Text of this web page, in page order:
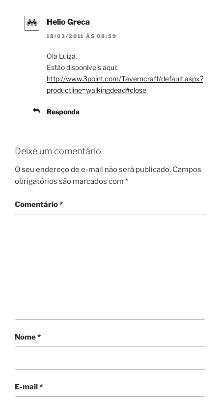
Helio Greca
18/03/2011 ÀS 08:59
Olá Luiza.
Estão disponíveis aqui:
http://www.3point.com/Taverncraft/default.aspx?
productline=walkingdead#close
Responda
Deixe um comentário
O seu endereço de e-mail não será publicado. Campos
obrigatórios são marcados com *
Comentário*
Nome*
E-mail*